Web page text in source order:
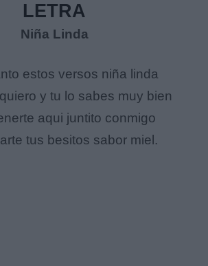
LETRA
Niña Linda
estos versos niña linda
y tu lo sabes muy bien
aqui juntito conmigo
tus besitos sabor miel.